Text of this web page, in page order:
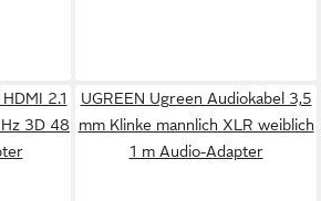
2.1
3D 48
UGREEN Ugreen Audiokabel 3,5
mm Klinke mannlich XLR weiblich
1 m Audio-Adapter